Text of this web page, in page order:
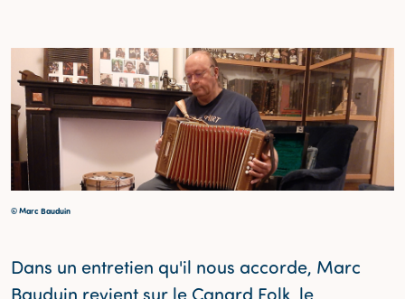
© Marc Bauduin
Dans un entretien qu'il nous accorde, Marc
Bauduin revient sur le Canard Folk, le